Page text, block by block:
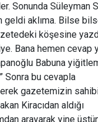
Sonunda Süleyman
geldi aklıma. Bilse
köşesine
Bana hemen cevap
Babuna
Sonra bu cevapla
gazetemizin
Kiracıdan aldığı
arayarak yine